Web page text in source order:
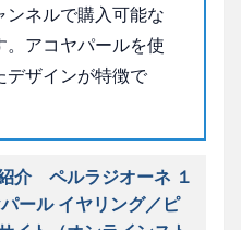
ンネルで購入可能な
アコヤパールを使
デザインが特徴で
介 ペルラジオーネ １
ール イヤリング／ピ